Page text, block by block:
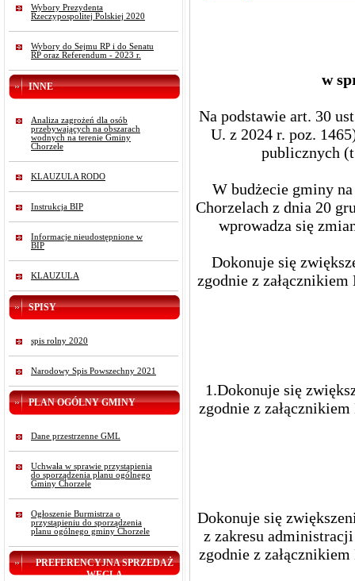
Wybory Prezydenta
Rzeczypospolitej Polskiej 2020
Wybory do Sejmu RP i do Senatu
RP oraz Referendum - 2023 r.
INNE
Analiza zagrożeń dla osób
przebywających na obszarach
wodnych na terenie Gminy
Chorzele
KLAUZULA RODO
Instrukcja BIP
Informacje nieudostępnione w
BIP
KLAUZULA
SPISY
spis rolny 2020
Narodowy Spis Powszechny 2021
PLAN OGÓLNY GMINY
Dane przestrzenne GML
Uchwała w sprawie przystąpienia
do sporządzenia planu ogólnego
Gminy Chorzele
Ogłoszenie Burmistrza o
przystąpieniu do sporządzenia
planu ogólnego gminy Chorzele
PREFERENCYJNA SPRZEDAŻ
WĘGLA
w
Na podstawie art. 30
U. z 2024 r. poz.
publicznych
W budżecie gminy
Chorzelach z dnia 20
wprowadza się
Dokonuje się
zgodnie z
1.Dokonuje się
zgodnie z
Dokonuje się
z zakresu
zgodnie z